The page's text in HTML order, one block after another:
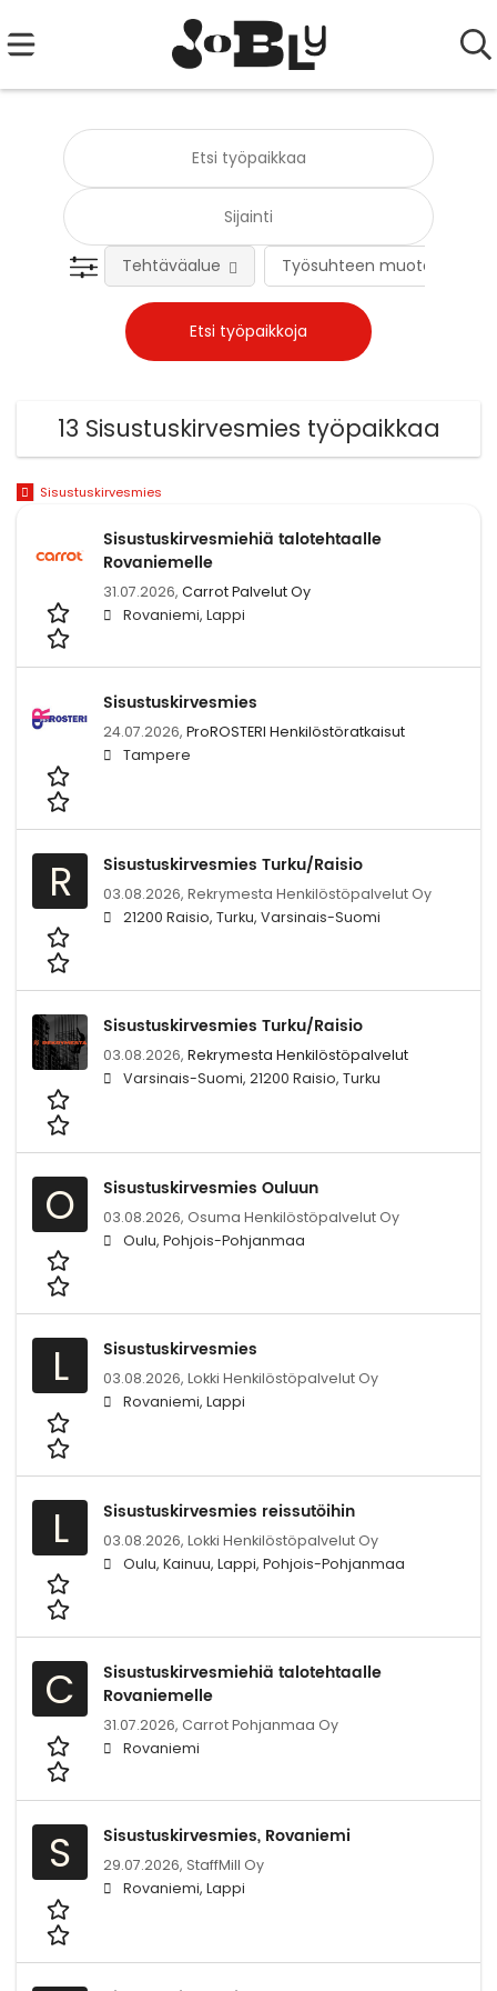
Työsuhteen muoto
Tehtäväalue
13 Sisustuskirvesmies työpaikkaa
Sisustuskirvesmies
Sisustuskirvesmiehiä talotehtaalle
Rovaniemelle
31.07.2026, Carrot Palvelut Oy
Rovaniemi, Lappi
Sisustuskirvesmies
24.07.2026, ProROSTERI Henkilöstöratkaisut
Tampere
R Sisustuskirvesmies Turku/Raisio
03.08.2026, Rekrymesta Henkilöstöpalvelut Oy
21200 Raisio, Turku, Varsinais-Suomi
Sisustuskirvesmies Turku/Raisio
03.08.2026, Rekrymesta Henkilöstöpalvelut
Varsinais-Suomi, 21200 Raisio, Turku
O Sisustuskirvesmies Ouluun
03.08.2026, Osuma Henkilöstöpalvelut Oy
Oulu, Pohjois-Pohjanmaa
L Sisustuskirvesmies
03.08.2026, Lokki Henkilöstöpalvelut Oy
Rovaniemi, Lappi
L Sisustuskirvesmies reissutöihin
03.08.2026, Lokki Henkilöstöpalvelut Oy
Oulu, Kainuu, Lappi, Pohjois-Pohjanmaa
C
Sisustuskirvesmiehiä talotehtaalle
Rovaniemelle
31.07.2026, Carrot Pohjanmaa Oy
Rovaniemi
S Sisustuskirvesmies, Rovaniemi
29.07.2026, StaffMill Oy
Rovaniemi, Lappi